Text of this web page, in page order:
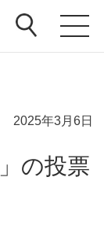
2025年3月6日
の投票